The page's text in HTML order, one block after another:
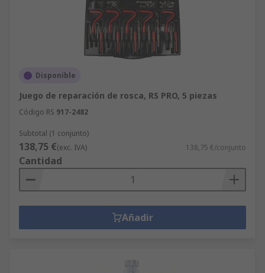
Disponible
Juego de reparación de rosca, RS PRO, 5 piezas
Código RS 917-2482
Subtotal (1 conjunto)
138,75 €(exc. IVA) 138,75 €/conjunto
Cantidad
Añadir